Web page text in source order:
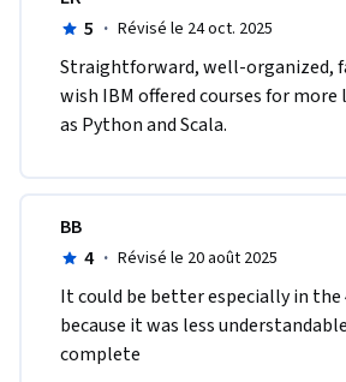
5 · Révisé le 24 oct. 2025
Straightforward, well-organized,
wish IBM offered courses for more
as Python and Scala.
BB
4 · Révisé le 20 août 2025
It could be better especially in the
because it was less
complete